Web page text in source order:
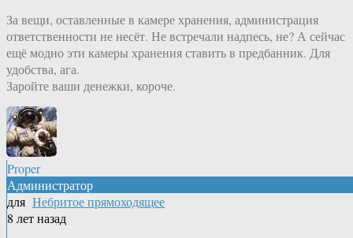
За вещи, оставленные в камере хранения, администрация
ответственности не несёт. Не встречали надпесь, не? А сейчас
ещё модно эти камеры хранения ставить в предбанник. Для
удобства, ага.
Заройте ваши денежки, короче.
Proper
Администратор
для Небритое прямоходящее
8 лет назад